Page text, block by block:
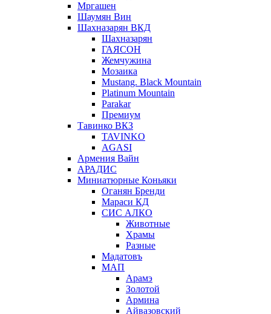
Мргашен
Шаумян Вин
Шахназарян ВКД
Шахназарян
ГАЯСОН
Жемчужина
Мозаика
Mustang. Black Mountain
Platinum Mountain
Parakar
Премиум
Тавинко ВКЗ
TAVINKO
AGASI
Армения Вайн
АРАДИС
Миниатюрные Коньяки
Оганян Бренди
Мараси КД
СИС АЛКО
Животные
Храмы
Разные
Мадатовъ
МАП
Арамэ
Золотой
Армина
Айвазовский